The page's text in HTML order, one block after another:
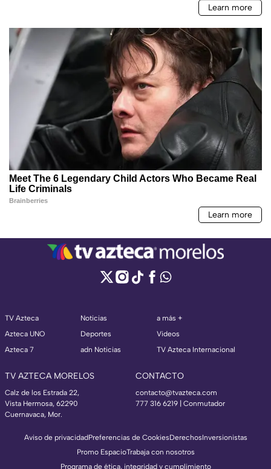
TV Azteca
Azteca UNO
Azteca 7
Noticias
Deportes
adn Noticias
a más +
Videos
TV Azteca Internacional
TV AZTECA MORELOS
Calz de los Estrada 22,
Vista Hermosa, 62290
Cuernavaca, Mor.
CONTACTO
contacto@tvazteca.com
777 316 6219 | Conmutador
Aviso de privacidadPreferencias de CookiesDerechosInversionistas
Promo EspacioTrabaja con nosotros
Programa de ética, integridad y cumplimiento